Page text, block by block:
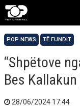
POP NEWS TË FUNDIT
“Shpëtove
Bes
28/06/2024 17:44